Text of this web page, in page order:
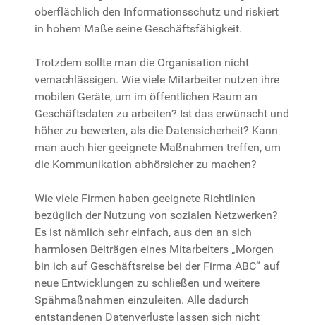
oberflächlich den Informationsschutz und riskiert
in hohem Maße seine Geschäftsfähigkeit.
Trotzdem sollte man die Organisation nicht
vernachlässigen. Wie viele Mitarbeiter nutzen ihre
mobilen Geräte, um im öffentlichen Raum an
Geschäftsdaten zu arbeiten? Ist das erwünscht und
höher zu bewerten, als die Datensicherheit? Kann
man auch hier geeignete Maßnahmen treffen, um
die Kommunikation abhörsicher zu machen?
Wie viele Firmen haben geeignete Richtlinien
bezüglich der Nutzung von sozialen Netzwerken?
Es ist nämlich sehr einfach, aus den an sich
harmlosen Beiträgen eines Mitarbeiters „Morgen
bin ich auf Geschäftsreise bei der Firma ABC“ auf
neue Entwicklungen zu schließen und weitere
Spähmaßnahmen einzuleiten. Alle dadurch
entstandenen Datenverluste lassen sich nicht